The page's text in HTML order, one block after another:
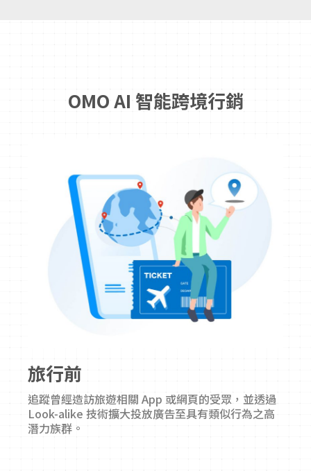
OMO AI 智能跨境行銷
旅行前
追蹤曾經造訪旅遊相關 App 或網頁的受眾，並透過
Look-alike 技術擴大投放廣告至具有類似行為之高
潛力族群。